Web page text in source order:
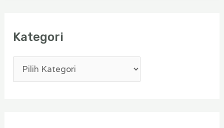
Kategori